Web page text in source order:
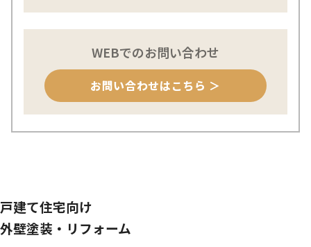
WEBでのお問い合わせ
お問い合わせはこちら ＞
戸建て住宅向け
外壁塗装・リフォーム